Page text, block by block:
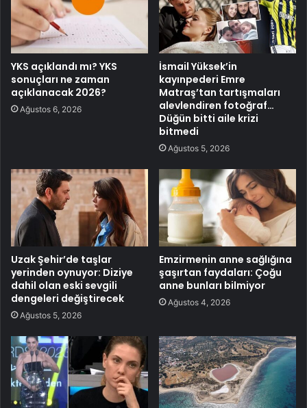
YKS açıklandı mı? YKS
sonuçları ne zaman
açıklanacak 2026?
Ağustos 6, 2026
İsmail Yüksek’in
kayınpederi Emre
Matraş’tan tartışmaları
alevlendiren fotoğraf…
Düğün bitti aile krizi
bitmedi
Ağustos 5, 2026
Uzak Şehir’de taşlar
yerinden oynuyor: Diziye
dahil olan eski sevgili
dengeleri değiştirecek
Ağustos 5, 2026
Emzirmenin anne sağlığına
şaşırtan faydaları: Çoğu
anne bunları bilmiyor
Ağustos 4, 2026